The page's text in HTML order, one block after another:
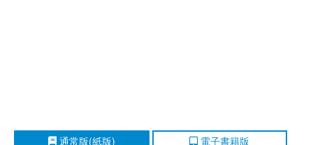
通常版(紙版) 電子書籍版